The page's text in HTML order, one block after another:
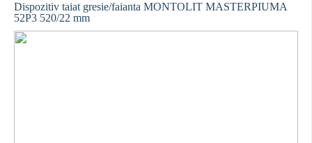
Dispozitiv taiat gresie/faianta MONTOLIT MASTERPIUMA
52P3 520/22 mm